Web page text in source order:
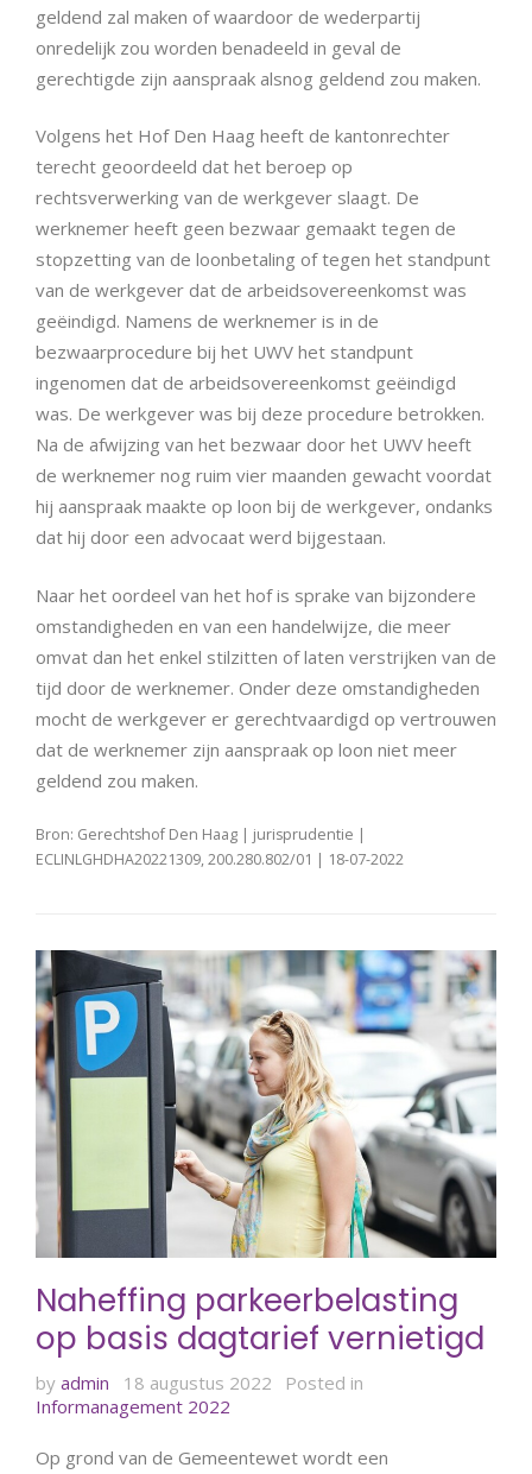
geldend zal maken of waardoor de wederpartij
onredelijk zou worden benadeeld in geval de
gerechtigde zijn aanspraak alsnog geldend zou maken.
Volgens het Hof Den Haag heeft de kantonrechter
terecht geoordeeld dat het beroep op
rechtsverwerking van de werkgever slaagt. De
werknemer heeft geen bezwaar gemaakt tegen de
stopzetting van de loonbetaling of tegen het standpunt
van de werkgever dat de arbeidsovereenkomst was
geëindigd. Namens de werknemer is in de
bezwaarprocedure bij het UWV het standpunt
ingenomen dat de arbeidsovereenkomst geëindigd
was. De werkgever was bij deze procedure betrokken.
Na de afwijzing van het bezwaar door het UWV heeft
de werknemer nog ruim vier maanden gewacht voordat
hij aanspraak maakte op loon bij de werkgever, ondanks
dat hij door een advocaat werd bijgestaan.
Naar het oordeel van het hof is sprake van bijzondere
omstandigheden en van een handelwijze, die meer
omvat dan het enkel stilzitten of laten verstrijken van de
tijd door de werknemer. Onder deze omstandigheden
mocht de werkgever er gerechtvaardigd op vertrouwen
dat de werknemer zijn aanspraak op loon niet meer
geldend zou maken.
Bron: Gerechtshof Den Haag | jurisprudentie |
ECLINLGHDHA20221309, 200.280.802/01 | 18-07-2022
Naheffing parkeerbelasting
op basis dagtarief vernietigd
by admin 18 augustus 2022
Posted in
Informanagement 2022
Op grond van de Gemeentewet wordt een